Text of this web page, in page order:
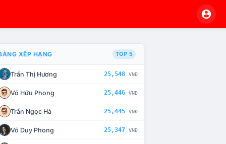
CHẾ TÀI XỬ LÝ VI PHẠM
XẾP HẠNG TOP 5
Trần Thị Hương 25,548 VNĐ
Võ Hữu Phong 25,446 VNĐ
Trần Ngọc Hà 25,445 VNĐ
Võ Duy Phong 25,347 VNĐ